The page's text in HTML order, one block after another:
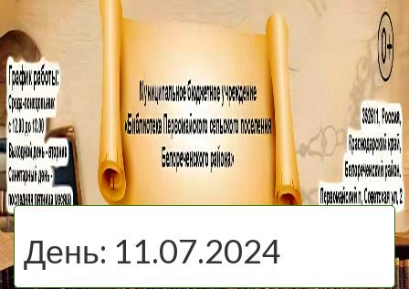
МБУ Библиотека
Первомайского
Сельского
Поселения
День: 11.07.2024